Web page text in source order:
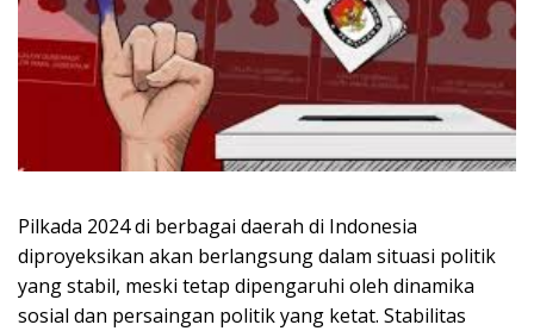
Pilkada 2024 di berbagai daerah di Indonesia
diproyeksikan akan berlangsung dalam situasi politik
yang stabil, meski tetap dipengaruhi oleh dinamika
sosial dan persaingan politik yang ketat. Stabilitas